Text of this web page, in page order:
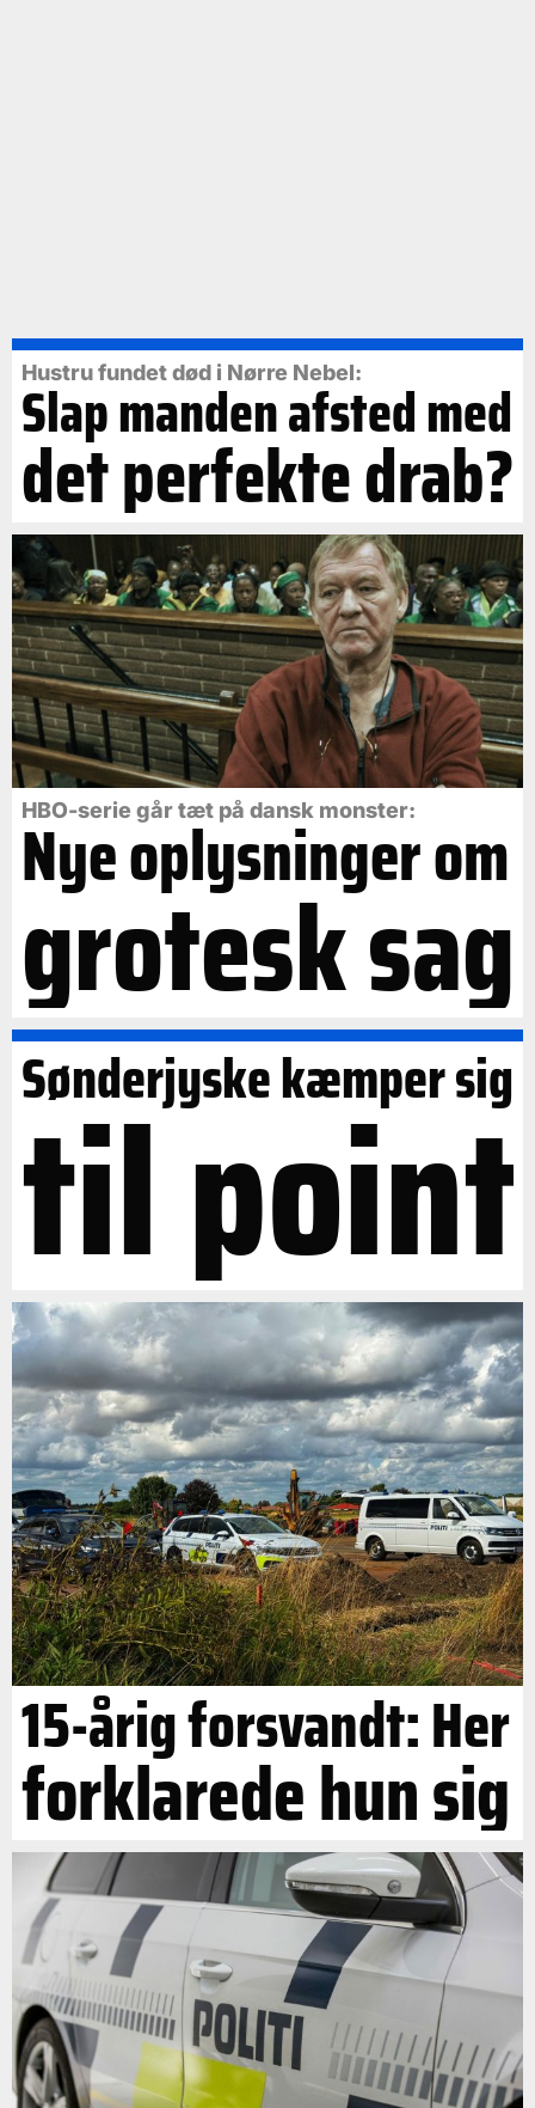
Hustru fundet død i Nørre Nebel:
Slap manden afsted med
det perfekte drab?
HBO-serie går tæt på dansk monster:
Nye oplysninger om
grotesk sag
Sønderjyske kæmper sig
til point
15-årig forsvandt: Her
forklarede hun sig